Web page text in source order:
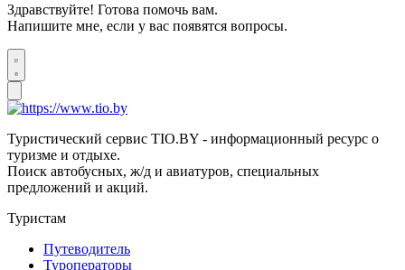
Здравствуйте! Готова помочь вам.
Напишите мне, если у вас появятся вопросы.
Туристический сервис TIO.BY - информационный ресурс о
туризме и отдыхе.
Поиск автобусных, ж/д и авиатуров, специальных
предложений и акций.
Туристам
Путеводитель
Туроператоры